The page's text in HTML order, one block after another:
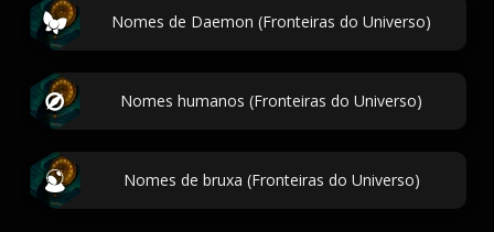
Nomes de Daemon (Fronteiras do Universo)
Nomes humanos (Fronteiras do Universo)
Nomes de bruxa (Fronteiras do Universo)